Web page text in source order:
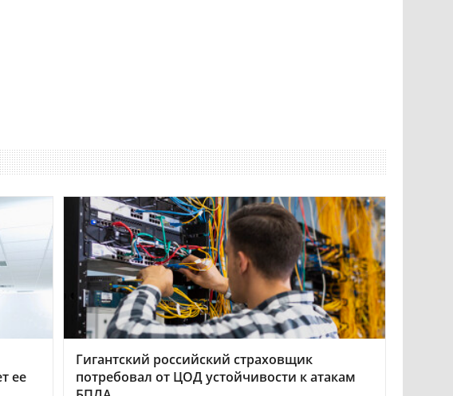
ее
Гигантский российский страховщик
потребовал от ЦОД устойчивости к атакам